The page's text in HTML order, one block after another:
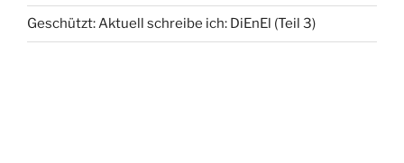
Geschützt: Aktuell schreibe ich: DiEnEl (Teil 3)